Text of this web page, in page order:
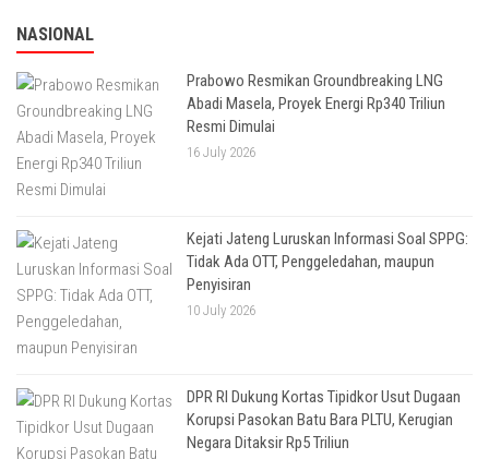
NASIONAL
Prabowo Resmikan Groundbreaking LNG
Abadi Masela, Proyek Energi Rp340 Triliun
Resmi Dimulai
16 July 2026
Kejati Jateng Luruskan Informasi Soal SPPG:
Tidak Ada OTT, Penggeledahan, maupun
Penyisiran
10 July 2026
DPR RI Dukung Kortas Tipidkor Usut Dugaan
Korupsi Pasokan Batu Bara PLTU, Kerugian
Negara Ditaksir Rp5 Triliun